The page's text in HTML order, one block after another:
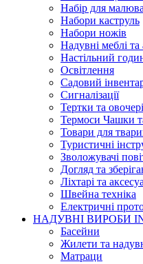
Набір для
Набори каструль
Набори ножів
Надувні меблі та
Настільний
Освітлення
Садовий
Сигналізації
Тертки та
Термоси Чашки
Товари для
Туристичні
Зволожувачі
Догляд та
Ліхтарі та
Швейна техніка
Електричні
НАДУВНІ ВИРОБИ
Басейни
Жилети та
Матраци